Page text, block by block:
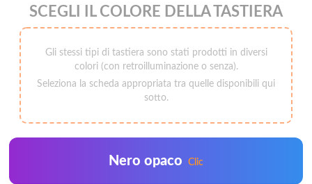
SCEGLI IL COLORE DELLA TASTIERA
Gli stessi tipi di tastiera sono stati prodotti in diversi
colori (con retroilluminazione o senza).
Seleziona la scheda appropriata tra quelle disponibili qui
sotto.
Nero opaco Clic